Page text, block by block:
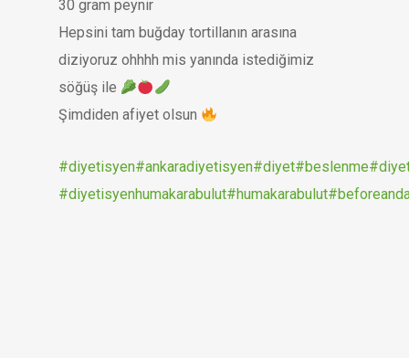
30 gram peynir
Hepsini tam buğday tortillanın arasına
diziyoruz ohhhh mis yanında istediğimiz
söğüş ile
Şimdiden afiyet olsun
#diyetisyen#ankaradiyetisyen#diyet#beslenme
#diyetisyenhumakarabulut#humakarabulut